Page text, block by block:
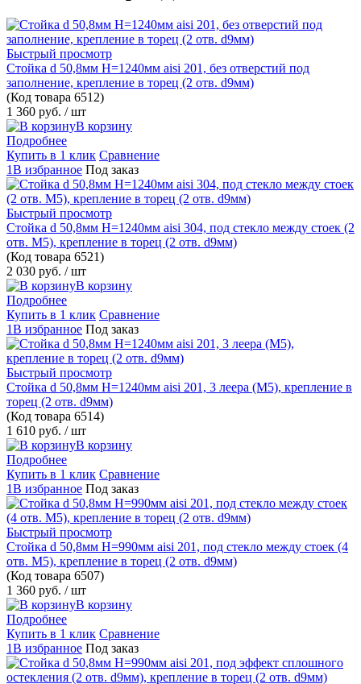
Быстрый просмотр
Стойка d 50,8мм H=1240мм aisi 201, без отверстий под
заполнение, крепление в торец (2 отв. d9мм)
(Код товара 6512)
1 360 руб. / шт
В корзину
Подробнее
Купить в 1 клик Сравнение
1В избранное Под заказ
Быстрый просмотр
Стойка d 50,8мм H=1240мм aisi 304, под стекло между стоек (2
отв. М5), крепление в торец (2 отв. d9мм)
(Код товара 6521)
2 030 руб. / шт
В корзину
Подробнее
Купить в 1 клик Сравнение
1В избранное Под заказ
Быстрый просмотр
Стойка d 50,8мм H=1240мм aisi 201, 3 леера (М5), крепление в
торец (2 отв. d9мм)
(Код товара 6514)
1 610 руб. / шт
В корзину
Подробнее
Купить в 1 клик Сравнение
1В избранное Под заказ
Быстрый просмотр
Стойка d 50,8мм H=990мм aisi 201, под стекло между стоек (4
отв. М5), крепление в торец (2 отв. d9мм)
(Код товара 6507)
1 360 руб. / шт
В корзину
Подробнее
Купить в 1 клик Сравнение
1В избранное Под заказ